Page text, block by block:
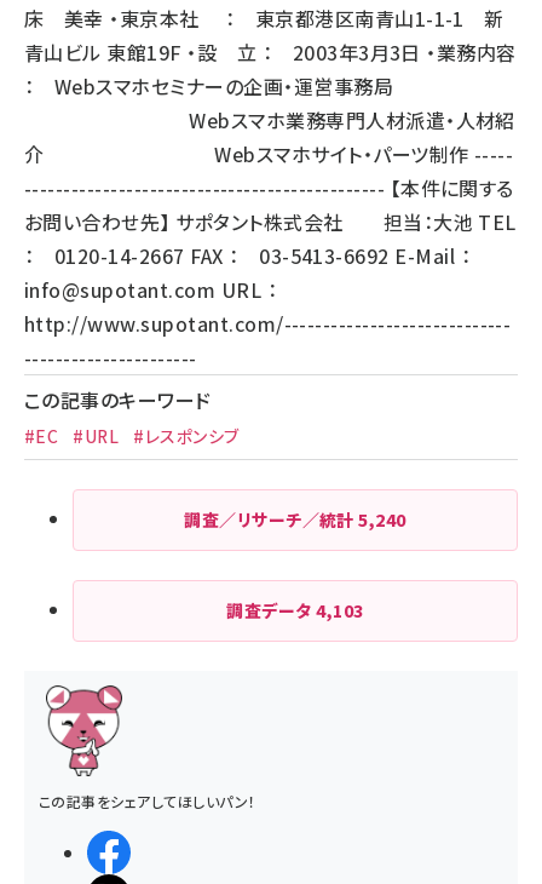
床 美幸 ・東京本社 ： 東京都港区南青山1-1-1 新
青山ビル 東館19F ・設 立 ： 2003年3月3日 ・業務内容
： Webスマホセミナーの企画・運営事務局
Webスマホ業務専門人材派遣・人材紹
介 Webスマホサイト・パーツ制作 -----
---------------------------------------------- 【本件に関する
お問い合わせ先】 サポタント株式会社 担当：大池 TEL
： 0120-14-2667 FAX ： 03-5413-6692 E-Mail ：
info@supotant.com URL ：
http://www.supotant.com/-----------------------------
----------------------
この記事のキーワード
#EC #URL #レスポンシブ
調査／リサーチ／統計5,240
調査データ4,103
この記事をシェアしてほしいパン！